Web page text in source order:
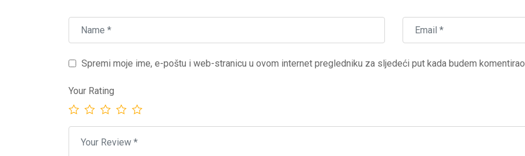
Spremi moje ime, e-poštu i web-stranicu u ovom internet pregledniku za sljedeći put kada budem
Your Rating